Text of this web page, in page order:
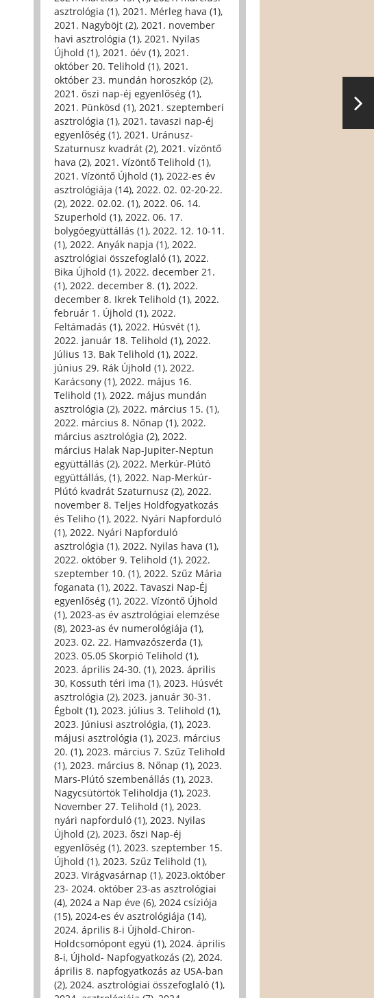
asztrológia (1), 2021. Mérleg hava (1),
2021. Nagyböjt (2), 2021. november
havi asztrológia (1), 2021. Nyilas
Újhold (1), 2021. óév (1), 2021.
október 20. Telihold (1), 2021.
október 23. mundán horoszkóp (2),
2021. őszi nap-éj egyenlőség (1),
2021. Pünkösd (1), 2021. szeptemberi
asztrológia (1), 2021. tavaszi nap-éj
egyenlőség (1), 2021. Uránusz-
Szaturnusz kvadrát (2), 2021. vízöntő
hava (2), 2021. Vízöntő Telihold (1),
2021. Vízöntő Újhold (1), 2022-es év
asztrológiája (14), 2022. 02. 02-20-22.
(2), 2022. 02.02. (1), 2022. 06. 14.
Szuperhold (1), 2022. 06. 17.
bolygóegyüttállás (1), 2022. 12. 10-11.
(1), 2022. Anyák napja (1), 2022.
asztrológiai összefoglaló (1), 2022.
Bika Újhold (1), 2022. december 21.
(1), 2022. december 8. (1), 2022.
december 8. Ikrek Telihold (1), 2022.
február 1. Újhold (1), 2022.
Feltámadás (1), 2022. Húsvét (1),
2022. január 18. Telihold (1), 2022.
Július 13. Bak Telihold (1), 2022.
június 29. Rák Újhold (1), 2022.
Karácsony (1), 2022. május 16.
Telihold (1), 2022. május mundán
asztrológia (2), 2022. március 15. (1),
2022. március 8. Nőnap (1), 2022.
március asztrológia (2), 2022.
március Halak Nap-Jupiter-Neptun
együttállás (2), 2022. Merkúr-Plútó
együttállás, (1), 2022. Nap-Merkúr-
Plútó kvadrát Szaturnusz (2), 2022.
november 8. Teljes Holdfogyatkozás
és Teliho (1), 2022. Nyári Napforduló
(1), 2022. Nyári Napforduló
asztrológia (1), 2022. Nyilas hava (1),
2022. október 9. Telihold (1), 2022.
szeptember 10. (1), 2022. Szűz Mária
foganata (1), 2022. Tavaszi Nap-Éj
egyenlőség (1), 2022. Vízöntő Újhold
(1), 2023-as év asztrológiai elemzése
(8), 2023-as év numerológiája (1),
2023. 02. 22. Hamvazószerda (1),
2023. 05.05 Skorpió Telihold (1),
2023. április 24-30. (1), 2023. április
30, Kossuth téri ima (1), 2023. Húsvét
asztrológia (2), 2023. január 30-31.
Égbolt (1), 2023. július 3. Telihold (1),
2023. Júniusi asztrológia, (1), 2023.
májusi asztrológia (1), 2023. március
20. (1), 2023. március 7. Szűz Telihold
(1), 2023. március 8. Nőnap (1), 2023.
Mars-Plútó szembenállás (1), 2023.
Nagycsütörtök Teliholdja (1), 2023.
November 27. Telihold (1), 2023.
nyári napforduló (1), 2023. Nyilas
Újhold (2), 2023. őszi Nap-éj
egyenlőség (1), 2023. szeptember 15.
Újhold (1), 2023. Szűz Telihold (1),
2023. Virágvasárnap (1), 2023.október
23- 2024. október 23-as asztrológiai
(4), 2024 a Nap éve (6), 2024 csíziója
(15), 2024-es év asztrológiája (14),
2024. április 8-i Újhold-Chiron-
Holdcsomópont együ (1), 2024. április
8-i, Újhold- Napfogyatkozás (2), 2024.
április 8. napfogyatkozás az USA-ban
(2), 2024. asztrológiai összefoglaló (1),